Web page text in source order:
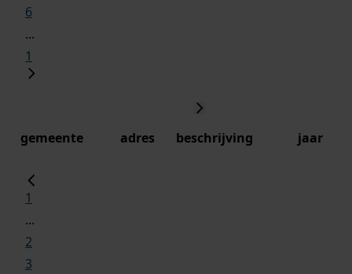
6
...
1
gemeente adres beschrijving jaar
1
...
2
3